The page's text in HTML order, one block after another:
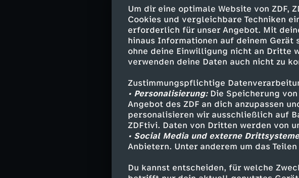
Um dir eine optimale Website von ZDF,
Cookies und vergleichbare Techniken
erforderlich für unser Angebot. Mit
hinaus Informationen auf deinem
ohne deine Einwilligung nicht an Dritte
verwenden deine Daten auch nicht zu
Zustimmungspflichtige
• Personalisierung:Die Speicherung
Angebot des ZDF an dich anzupassen
personalisieren wir ausschließlich auf
ZDFtivi. Daten von Dritten werden von
• Social Media und externe
Anbietern. Unter anderem um das
Du kannst entscheiden, für welche
zunächst noch eine große
doch zum 2:0. Pau Cubarsi
Schiedsrichter Szymon
Assistenten noch mal
Ärger von Flick.
Torwart Sommer
In der zweiten Halbzeit
Garcia traf per
Bundesliga-Keeper Yann
Ausgleich sorgte. Gut 20